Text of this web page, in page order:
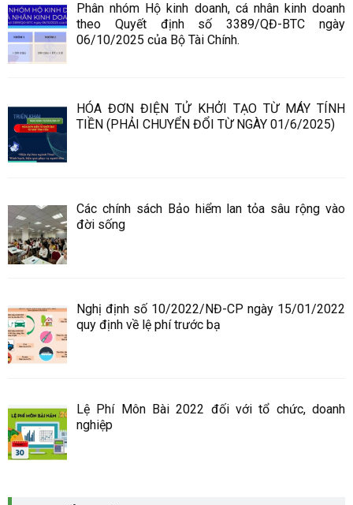
Phân nhóm Hộ kinh doanh, cá nhân kinh doanh
theo Quyết định số 3389/QĐ-BTC ngày
06/10/2025 của Bộ Tài Chính.
HÓA ĐƠN ĐIỆN TỬ KHỞI TẠO TỪ MÁY TÍNH
TIỀN (PHẢI CHUYỂN ĐỔI TỪ NGÀY 01/6/2025)
Các chính sách Bảo hiểm lan tỏa sâu rộng vào
đời sống
Nghị định số 10/2022/NĐ-CP ngày 15/01/2022
quy định về lệ phí trước bạ
Lệ Phí Môn Bài 2022 đối với tổ chức, doanh
nghiệp